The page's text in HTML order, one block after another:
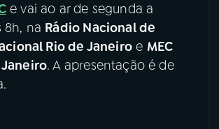
e vai ao ar de segunda a
8h, na Rádio Nacional de
Rio de Janeiroe MEC
. A apresentação é de